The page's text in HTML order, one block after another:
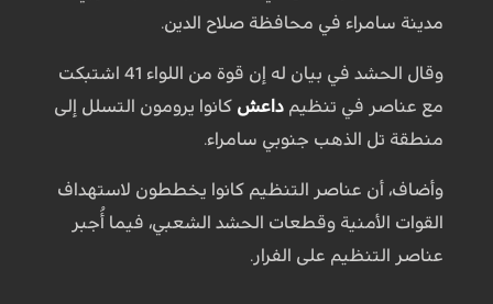
مدينة سامراء في محافظة صلاح الدين.
وقال الحشد في بيان له إن قوة من اللواء 41 اشتبكت
مع عناصر في تنظيم داعش كانوا يرومون التسلل إلى
منطقة تل الذهب جنوبي سامراء.
وأضاف، أن عناصر التنظيم كانوا يخططون لاستهداف
القوات الأمنية وقطعات الحشد الشعبي، فيما أُجبر
عناصر التنظيم على الفرار.